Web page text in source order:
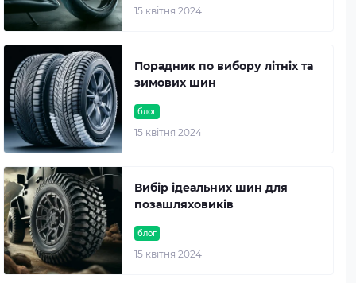
15 квітня 2024
блог
15 квітня 2024
Порадник по вибору літніх та
зимових шин
блог
15 квітня 2024
Вибір ідеальних шин для
позашляховиків